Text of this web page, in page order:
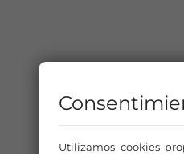
Utilizamos cookies